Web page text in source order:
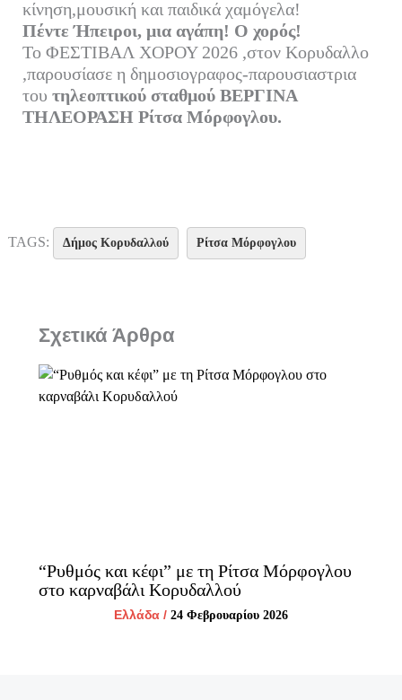
τε
κίνηση,μουσική και παιδικά χαμόγελα!
Πέντε Ήπειροι, μια αγάπη! Ο χορός!
Το ΦΕΣΤΙΒΑΛ ΧΟΡΟΥ 2026 ,στον Κορυδαλλο
,παρουσίασε η δημοσιογραφος-παρουσιαστρια
του τηλεοπτικού σταθμού ΒΕΡΓΙΝΑ
ΤΗΛΕΟΡΑΣΗ Ρίτσα Μόρφογλου.
TAGS: Δήμος Κορυδαλλού Ρίτσα Μόρφογλου
Σχετικά Άρθρα
“Ρυθμός και κέφι” με τη Ρίτσα Μόρφογλου
στο καρναβάλι Κορυδαλλού
Ελλάδα / 24 Φεβρουαρίου 2026